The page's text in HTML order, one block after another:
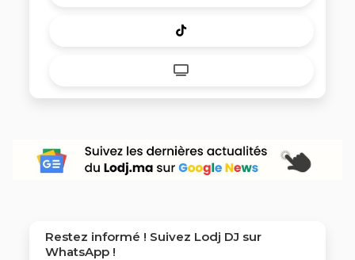
Restez informé ! Suivez Lodj DJ sur
WhatsApp !